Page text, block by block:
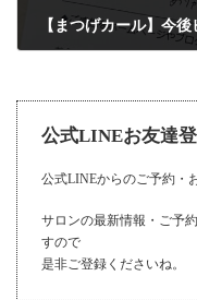
【まつげカール】今
公式LINEお友達
公式LINEからのご予約・
サロンの最新情報・ご予
すので
是非ご登録くださいね。